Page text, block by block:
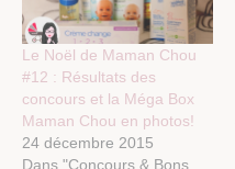
Le Noël de Maman Chou
#12 : Résultats des
concours et la Méga Box
Maman Chou en photos!
24 décembre 2015
Dans "Concours & Bons